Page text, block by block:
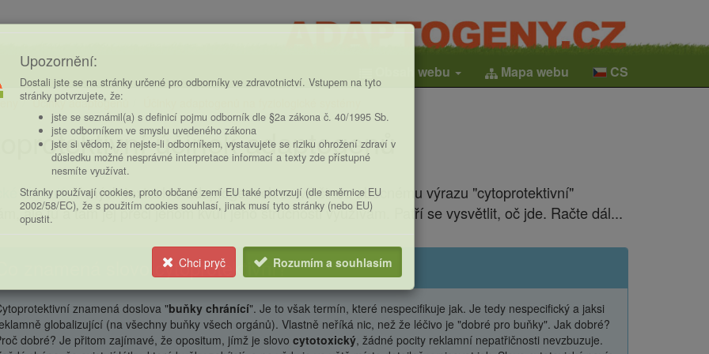
Obsah webu Mapa webu CS
Účinky adaptogenů
účinek adaptogenů
shrnutí:V mých textech o adaptogenech se většinou obecnému výrazu "cytoprotektivní"
ale tu a tam jej přeci jenom kvůli jeho stručnosti využívám. Patří se vysvětlit, oč jde. Račte dál...
Co znamená slovo cytoprotektivní?
znamená doslova "buňky chránící". Je to však termín, které nespecifikuje jak. Je tedy nespecifický a jaksi
globalizující (na všechny buňky všech orgánů). Vlastně neříká nic, než že léčivo je "dobré pro buňky". Jak dobré?
dobré? Je přitom zajímavé, že opositum, jímž je slovo cytotoxický, žádné pocity reklamní nepatřičnosti nevzbuzuje.
Upozornění:
Dostali jste se na stránky určené pro odborníky ve zdravotnictví. Vstupem na tyto
stránky potvrzujete, že:
jste se seznámil(a) s definicí pojmu odborník dle §2a zákona č. 40/1995 Sb.
jste odborníkem ve smyslu uvedeného zákona
jste si vědom, že nejste-li odborníkem, vystavujete se riziku ohrožení zdraví v
důsledku možné nesprávné interpretace informací a texty zde přístupné
nesmíte využívat.
Stránky používají cookies, proto občané zemí EU také potvrzují (dle směrnice EU
2002/58/EC), že s použitím cookies souhlasí, jinak musí tyto stránky (nebo EU)
opustit.
Chci pryč Rozumím a souhlasím